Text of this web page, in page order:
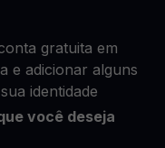
gratuita em
e adicionar alguns
identidade
você deseja